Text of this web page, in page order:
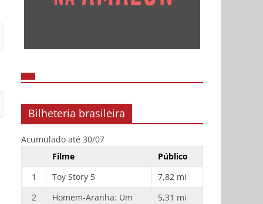
Bilheteria brasileira
Acumulado até 30/07
Filme
Público
1
Toy Story 5
7,82 mi
2
Homem-Aranha: Um
5,31 mi